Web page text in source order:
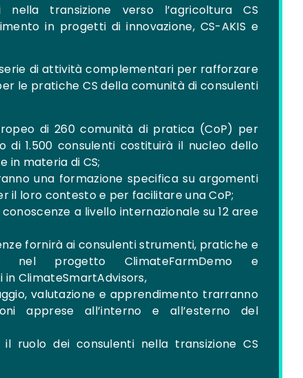
transizione verso l’agricoltura CS
in progetti di innovazione, CS-AKIS e
di attività complementari per rafforzare
le pratiche CS della comunità di consulenti
di 260 comunità di pratica (CoP) per
di 1.500 consulenti costituirà il nucleo dello
in materia di CS;
una formazione specifica su argomenti
il loro contesto e per facilitare una CoP;
a livello internazionale su 12 aree
fornirà ai consulenti strumenti, pratiche e
nel progetto ClimateFarmDemo e
ClimateSmartAdvisors,
valutazione e apprendimento trarranno
apprese all’interno e all’esterno del
ruolo dei consulenti nella transizione CS